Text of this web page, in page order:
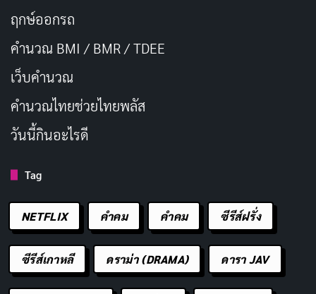
ขณะที่ Baam ฝ่าฟันความท้าทายของหอคอย เปิดเผย
ความลับ และพยายามไปให้ถึงจุดสูงสุด
Manhwa เริ่มสร้างเป็นซีรีส์ในปี 2010 และได้รับความนิยม
ยกย่องจากพล็อตเรื่องที่น่าสนใจ ฉากที่ไม่เหมือนใคร และ
งานศิลป์ที่มีรายละเอียด “Tower of God” ยังได้รับการดัด
3. The Breaker
ฤกษ์ออกรถ
คำนวณ BMI / BMR / TDEE
เว็บคํานวณ
คํานวณไทยช่วยไทยพลัส
วันนี้กินอะไรดี
Tag
NETFLIX คำคม คําคม ซีรีส์ฝรั่ง
ซีรีส์เกาหลี ดราม่า (DRAMA) ดารา JAV